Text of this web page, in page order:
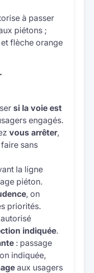
à passer
piétons ;
flèche orange
si la voie est
engagés.
vous arrêter,
sans
la ligne
piéton.
, on
priorités.
indiquée.
: passage
indiquée,
aux usagers